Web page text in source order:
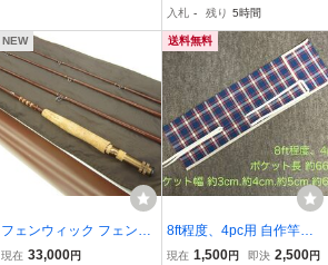
入札 - 残り 5時間
NEW
フェンウィック フェング
ラス FF766-4 7'6 #6 3 3/4
現在 33,000円
送料無料
8ft程度、4pc用 自作竿袋
(チェック1)
現在 1,500円 即決 2,500円